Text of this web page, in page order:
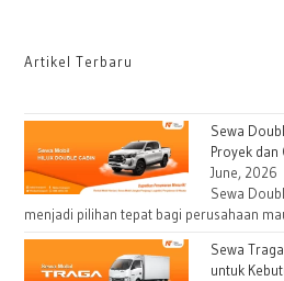
Artikel Terbaru
Sewa
Proyek dan
June, 2026
Sewa
menjadi pilihan tepat bagi perusahaan
Sewa
untuk